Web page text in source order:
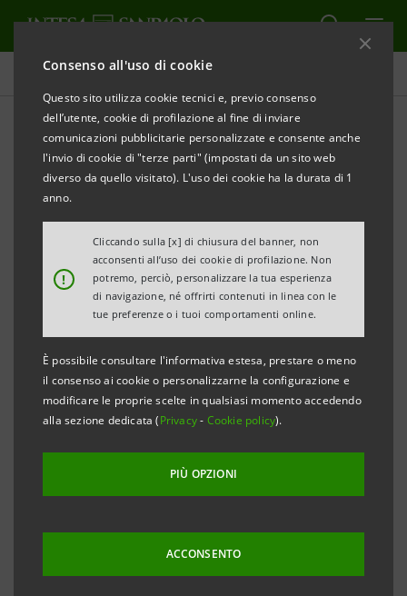
Consenso all'uso di cookie
Questo sito utilizza cookie tecnici e, previo consenso
dell’utente, cookie di profilazione al fine di inviare
comunicazioni pubblicitarie personalizzate e consente anche
l'invio di cookie di "terze parti" (impostati da un sito web
diverso da quello visitato). L'uso dei cookie ha la durata di 1
anno.
!
Cliccando sulla [x] di chiusura del banner, non
acconsenti all’uso dei cookie di profilazione. Non
potremo, perciò, personalizzare la tua esperienza
di navigazione, né offrirti contenuti in linea con le
tue preferenze o i tuoi comportamenti online.
È possibile consultare l'informativa estesa, prestare o meno
il consenso ai cookie o personalizzarne la configurazione e
modificare le proprie scelte in qualsiasi momento accedendo
alla sezione dedicata (Privacy- Cookie policy).
PIÙ OPZIONI
ACCONSENTO
Comunicati stampa
STAMPA AGGIORNA
COMUNICATO STAMPA
INAUGURATO IL NUOVO ORTO IN SERRA DI CASA
XENIA
REALIZZATO GRAZIE AL PROGETTO
“OFFICINA DEI MESTIERI: ABILITÀ PER IL FUTURO”
· Un progetto per offrire uguali opportunità ai giovani
più fragili della provincia di Verbania Cusio Ossola,
grazie a percorsi formativi nella ristorazione ed
orticoltura, per un futuro di maggiore indipendenza e
autonomia.
· Iniziativa supportata da Intesa Sanpaolo, in
raccolta fondi al quale hanno contribuito privati
cittadini, imprese e la Banca.
Possaccio il nuovo orto in serra di Casa Xenia,
realizzato grazie al progetto “Officina dei Mestieri: